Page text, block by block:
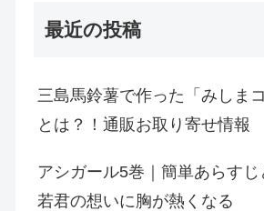
最近の投稿
三島馬鈴薯で作った「みしま
とは？！通販お取り寄せ情報
アシガール5巻｜簡単あらすじ
若君の想いに胸が熱くなる